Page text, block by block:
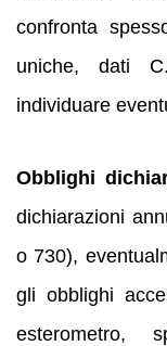
confronta
uniche, dati
individuare
Obblighi
dichiarazioni
o 730),
gli obblighi
esterometro,